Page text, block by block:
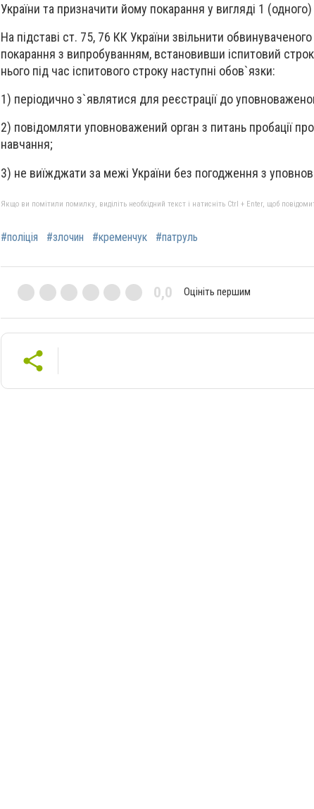
України та призначити йому покарання у вигляді 1
На підставі ст. 75, 76 КК України звільнити
покарання з випробуванням, встановивши іспитовий
нього під час іспитового строку наступні обов`язки:
1) періодично з`являтися для реєстрації до
2) повідомляти уповноважений орган з питань пробації
навчання;
3) не виїжджати за межі України без погодження з
Якщо ви помітили помилку, виділіть необхідний текст і натисніть Ctrl + Enter, щоб
#поліція #злочин #кременчук #патруль
0,0 Оцініть першим